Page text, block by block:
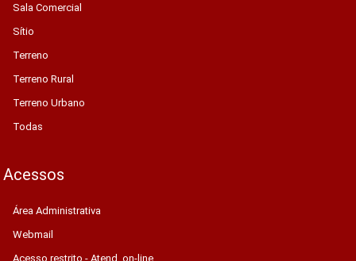
Sala Comercial
Sítio
Terreno
Terreno Rural
Terreno Urbano
Todas
Acessos
Área Administrativa
Webmail
Acesso restrito - Atend. on-line